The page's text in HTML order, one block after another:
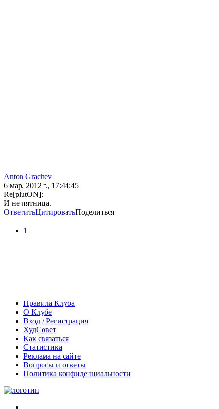
Anton Grachev
6 мар. 2012 г., 17:44:45
Re[plutON]:
И не пятница.
ОтветитьЦитироватьПоделиться
1
Правила Клуба
О Клубе
Вход / Регистрация
ХудСовет
Как связаться
Статистика
Реклама на сайте
Вопросы и ответы
Политика конфиденциальности